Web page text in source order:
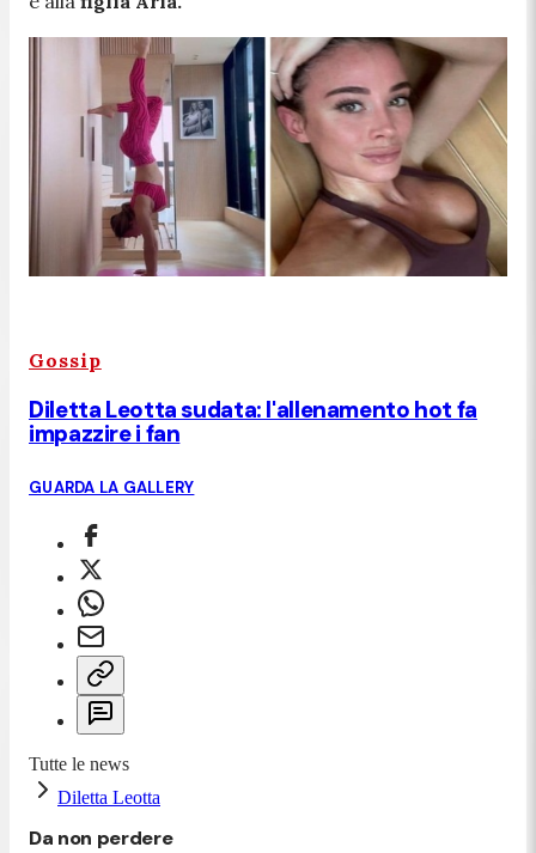
Gossip
Diletta Leotta sudata: l'allenamento hot fa
impazzire i fan
GUARDA LA GALLERY
Tutte le news
Diletta Leotta
Da non perdere